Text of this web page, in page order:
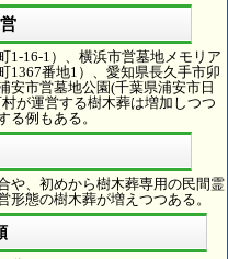
1-16-1）、横浜市営墓地メモリア
1367番地1）、愛知県長久手市卯
安市営墓地公園(千葉県浦安市日
が運営する樹木葬は増加しつつ
る例もある。
や、初めから樹木葬専用の民間霊
態の樹木葬が増えつつある。